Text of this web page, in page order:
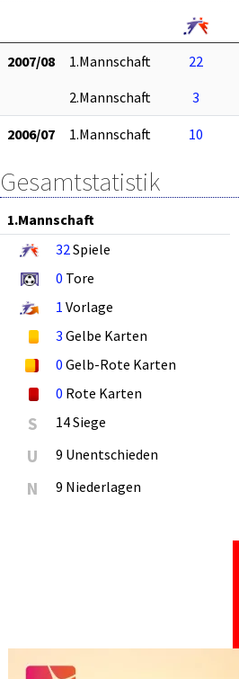
2007/08 1.Mannschaft 22
2.Mannschaft
3
2006/07 1.Mannschaft 10
Gesamtstatistik
1.Mannschaft
32Spiele
0 Tore
1 Vorlage
3 Gelbe Karten
0 Gelb-Rote Karten
0 Rote Karten
S 14 Siege
U 9 Unentschieden
N 9 Niederlagen